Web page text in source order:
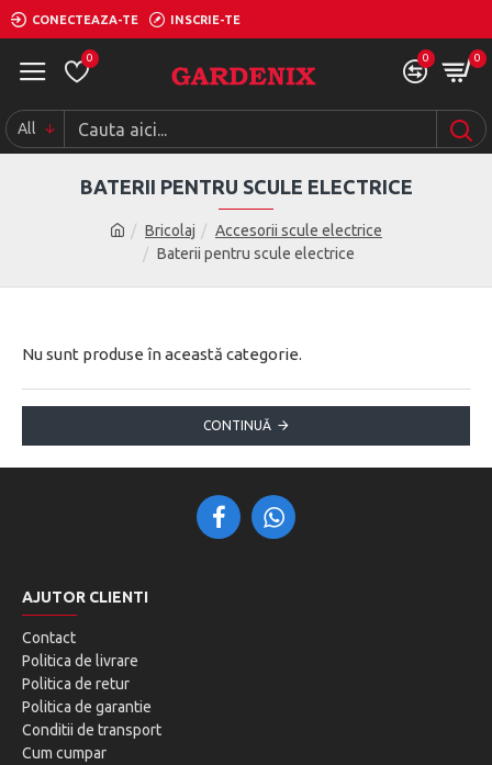
CONECTEAZA-TE INSCRIE-TE
0 0 0
All
Bricolaj
Accesorii scule electrice
Baterii pentru scule electrice
BATERII PENTRU SCULE ELECTRICE
Nu sunt produse în această categorie.
CONTINUĂ
AJUTOR CLIENTI
Contact
Politica de livrare
Politica de retur
Politica de garantie
Conditii de transport
Cum cumpar